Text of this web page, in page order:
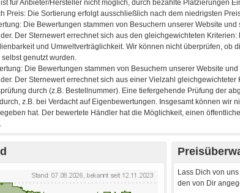
Lass Dich von
den von Dir